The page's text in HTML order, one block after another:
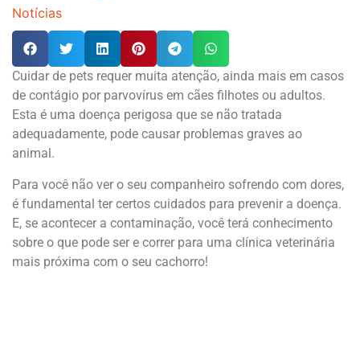
Notícias
Cuidar de pets requer muita atenção, ainda mais em casos
de contágio por parvovírus em cães filhotes ou adultos.
Esta é uma doença perigosa que se não tratada
adequadamente, pode causar problemas graves ao
animal.
Para você não ver o seu companheiro sofrendo com dores,
é fundamental ter certos cuidados para prevenir a doença.
E, se acontecer a contaminação, você terá conhecimento
sobre o que pode ser e correr para uma clínica veterinária
mais próxima com o seu cachorro!